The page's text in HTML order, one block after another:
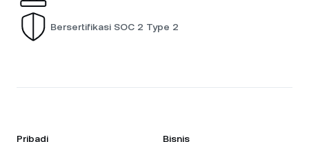
Bersertifikasi SOC 2 Type 2
Pribadi Bisnis